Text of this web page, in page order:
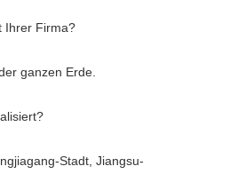
Ihrer Firma?
ganzen Erde.
Stadt, Jiangsu-